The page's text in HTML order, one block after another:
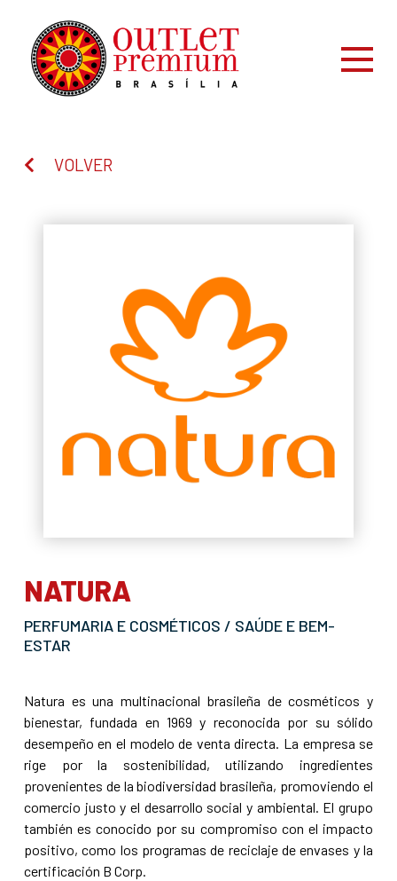
VOLVER
NATURA
PERFUMARIA E COSMÉTICOS / SAÚDE E BEM-
ESTAR
Natura es una multinacional brasileña de cosméticos y
bienestar, fundada en 1969 y reconocida por su sólido
desempeño en el modelo de venta directa. La empresa se
rige por la sostenibilidad, utilizando ingredientes
provenientes de la biodiversidad brasileña, promoviendo el
comercio justo y el desarrollo social y ambiental. El grupo
también es conocido por su compromiso con el impacto
positivo, como los programas de reciclaje de envases y la
certificación B Corp.